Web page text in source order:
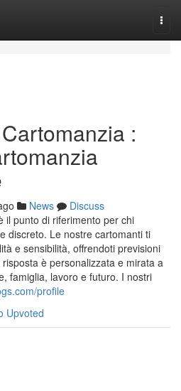
:
News
Discuss
il punto di riferimento per chi
discreto. Le nostre cartomanti ti
e sensibilità, offrendoti previsioni
è personalizzata e mirata a
famiglia, lavoro e futuro. I nostri
profile
Upvoted